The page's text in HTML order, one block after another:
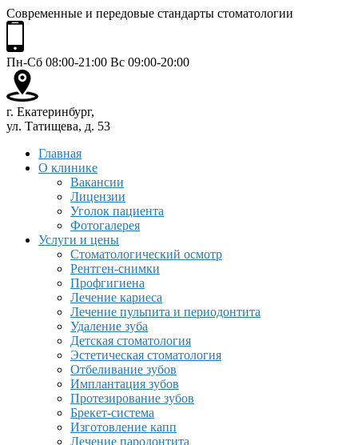
Современные и передовые стандарты стоматологии
Пн-Сб 08:00-21:00 Вс 09:00-20:00
г. Екатеринбург,
ул. Татищева, д. 53
Главная
О клинике
Вакансии
Лицензии
Уголок пациента
Фотогалерея
Услуги и цены
Стоматологический осмотр
Рентген-снимки
Профгигиена
Лечение кариеса
Лечение пульпита и периодонтита
Удаление зуба
Детская стоматология
Эстетическая стоматология
Отбеливание зубов
Имплантация зубов
Протезирование зубов
Брекет-система
Изготовление капп
Лечение пародонтита